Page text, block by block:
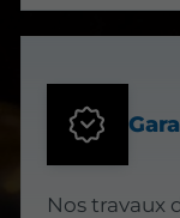
Nos travaux